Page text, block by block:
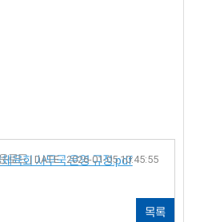
육회 사무국 운영 규정.pdf
로드 | DATE : 2026-01-05 10:45:55
목록